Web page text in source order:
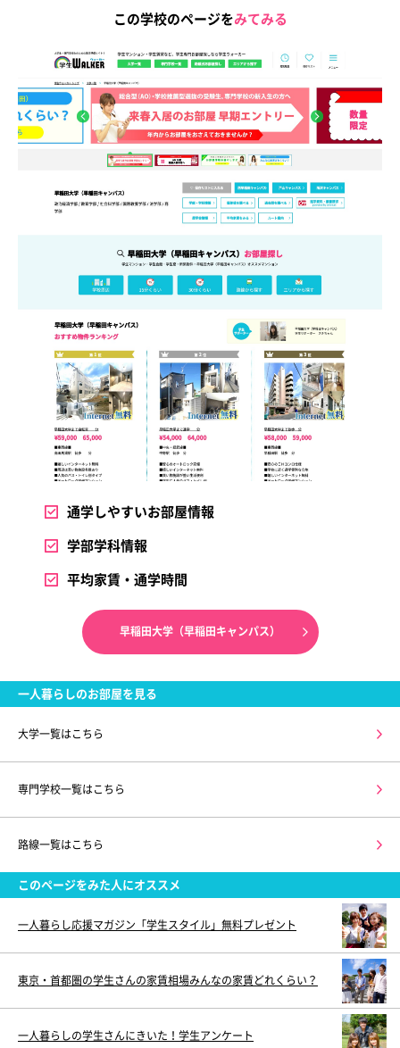
この学校のページをみてみる
通学しやすいお部屋情報
学部学科情報
平均家賃・通学時間
早稲田大学（早稲田キャンパス）
一人暮らしのお部屋を見る
大学一覧はこちら
専門学校一覧はこちら
路線一覧はこちら
このページをみた人にオススメ
一人暮らし応援マガジン「学生スタイル」無料プレゼント
東京・首都圏の学生さんの家賃相場みんなの家賃どれくらい？
一人暮らしの学生さんにきいた！学生アンケート